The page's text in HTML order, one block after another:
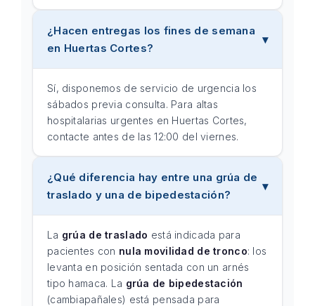
¿Hacen entregas los fines de semana
en Huertas Cortes?
Sí, disponemos de servicio de urgencia los
sábados previa consulta. Para altas
hospitalarias urgentes en Huertas Cortes,
contacte antes de las 12:00 del viernes.
¿Qué diferencia hay entre una grúa de
traslado y una de bipedestación?
La grúa de traslado está indicada para
pacientes con nula movilidad de tronco: los
levanta en posición sentada con un arnés
tipo hamaca. La grúa de bipedestación
(cambiapañales) está pensada para